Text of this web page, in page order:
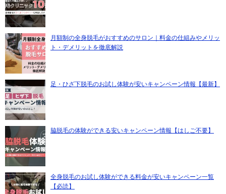
月額制の全身脱毛がおすすめのサロン｜料金の仕組みやメリッ
ト・デメリットを徹底解説
足・ひざ下脱毛のお試し体験が安いキャンペーン情報【最新】
脇脱毛の体験ができる安いキャンペーン情報【はしご不要】
全身脱毛のお試し体験ができる料金が安いキャンペーン一覧
【必読】